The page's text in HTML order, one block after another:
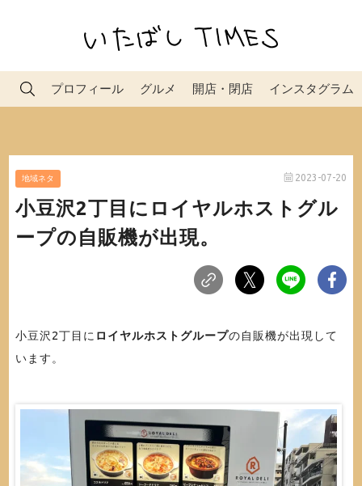
プロフィール グルメ 開店・閉店 インスタグラム
地域ネタ 2023-07-20
小豆沢2丁目にロイヤルホストグル
ープの自販機が出現。
小豆沢2丁目に ロイヤルホストグループの自販機が出現して
います。